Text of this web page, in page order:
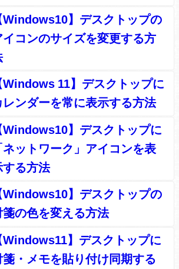
Windows10】デスクトップの
イコンのサイズを変更する方
Windows 11】デスクトップに
レンダーを常に表示する方法
Windows10】デスクトップに
ネットワーク」アイコンを表
する方法
Windows10】デスクトップの
箋の色を変える方法
Windows11】デスクトップに
箋・メモを貼り付け同期する